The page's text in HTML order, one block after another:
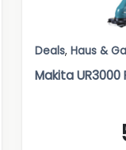
Deals, Haus &
Makita